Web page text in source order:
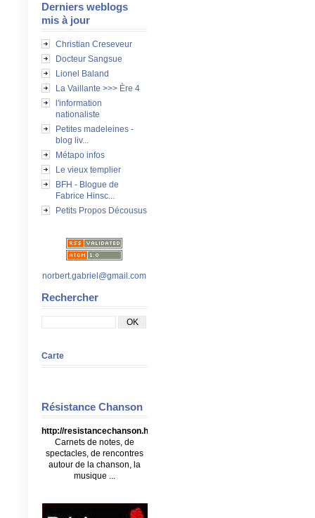
Derniers weblogs
mis à jour
Christian Creseveur
Docteur Sangsue
Lionel Baland
La Vaillante >>> Ère 4
l'information
nationaliste
Petites madeleines -
blog liv...
Métapo infos
Le vieux templier
BFH - Blogue de
Fabrice Hinsc...
Petits Propos Décousus
norbert.gabriel@gmail.com
Rechercher
Carte
Résistance Chanson
http://resistancechanson.hautetfort.com/
Carnets de notes, de
spectacles, de rencontres
autour de la chanson, la
musique ...